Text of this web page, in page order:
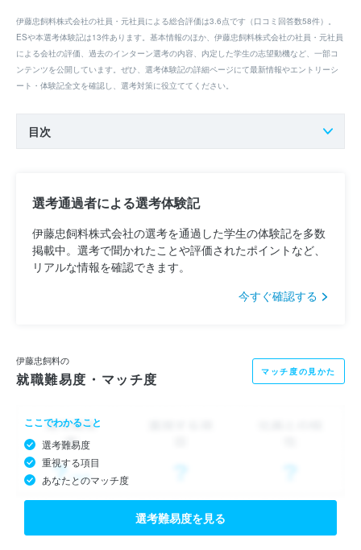
伊藤忠飼料株式会社の社員・元社員による総合評価は3.6点です（口コミ回答数58件）。
ESや本選考体験記は13件あります。基本情報のほか、伊藤忠飼料株式会社の社員・元社員
による会社の評価、過去のインターン選考の内容、内定した学生の志望動機など、一部コ
ンテンツを公開しています。ぜひ、選考体験記の詳細ページにて最新情報やエントリーシ
ート・体験記全文を確認し、選考対策に役立ててください。
目次
選考通過者による選考体験記
伊藤忠飼料株式会社の選考を通過した学生の体験記を多数
掲載中。選考で聞かれたことや評価されたポイントなど、
リアルな情報を確認できます。
今すぐ確認する
伊藤忠飼料の
就職難易度・マッチ度 マッチ度の見かた
ここでわかること
選考難易度
重視する項目
あなたとのマッチ度
選考難易度を見る